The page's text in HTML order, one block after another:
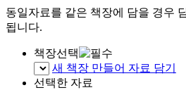
동일자료를 같은 책장에 담을 경우
됩니다.
책장선택
새 책장 만들어 자료 담기
선택한 자료